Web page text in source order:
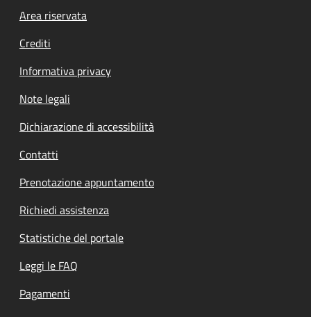
Footer menu
Area riservata
Crediti
Informativa privacy
Note legali
Dichiarazione di accessibilità
Contatti
Prenotazione appuntamento
Richiedi assistenza
Statistiche del portale
Leggi le FAQ
Pagamenti